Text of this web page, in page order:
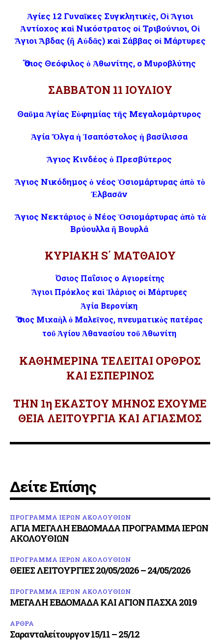
Ἁγίες 12 Γυναῖκες Συγκλητικὲς, Οἱ Ἅγιοι
Ἀντίοχος καὶ Νικόστρατος οἱ Τριβούνιοι, Οἱ
Ἅγιοι Ἄβδας (ἢ Αὐδᾶς) καὶ Σάββας οἱ Μάρτυρες
Ὅσιος Θεόφιλος ὁ Ἀθωνίτης, ο Μυροβλύτης
ΣΑΒΒΑΤΟΝ 11 ΙΟΥΛΙΟΥ
Θαῦμα Ἁγίας Εὐφημίας τῆς Μεγαλομάρτυρος
Ἁγία Ὄλγα ἡ Ἰσαπόστολος ἡ βασίλισσα
Ἅγιος Κινδέος ὁ Πρεσβύτερος
Ἅγιος Νικόδημος ὁ νέος Ὁσιομάρτυρας ἀπὸ τὸ
Ἐλβασᾶν
Ἅγιος Νεκτάριος ὁ Νέος Ὁσιομάρτυρας ἀπὸ τὰ
Βρύουλλα ἢ Βουρλά
ΚΥΡΙΑΚΗ S΄ ΜΑΤΘΑΙΟΥ
Όσιος Παΐσιος ο Αγιορείτης
Ἅγιοι Πρόκλος καὶ Ἱλάριος οἱ Μάρτυρες
Ἁγία Βερονίκη
Ὅσιος Μιχαὴλ ὁ Μαλεῖνος, πνευματικὸς πατέρας
τοῦ Ἁγίου Ἀθανασίου τοῦ Ἀθωνίτη
ΚΑΘΗΜΕΡΙΝΑ ΤΕΛΕΙΤΑΙ ΟΡΘΡΟΣ
ΚΑΙ ΕΣΠΕΡΙΝΟΣ
ΤΗΝ 1η ΕΚΑΣΤΟΥ ΜΗΝΟΣ ΕΧΟΥΜΕ
ΘΕΙΑ ΛΕΙΤΟΥΡΓΙΑ ΚΑΙ ΑΓΙΑΣΜΟΣ
Δείτε Επίσης
ΠΡΟΓΡΑΜΜΑ ΙΕΡΩΝ ΑΚΟΛΟΥΘΙΩΝ
ΑΓΙΑ ΜΕΓΑΛΗ ΕΒΔΟΜΑΔΑ ΠΡΟΓΡΑΜΜΑ ΙΕΡΩΝ
ΑΚΟΛΟΥΘΙΩΝ
ΠΡΟΓΡΑΜΜΑ ΙΕΡΩΝ ΑΚΟΛΟΥΘΙΩΝ
ΘΕΙΕΣ ΛΕΙΤΟΥΡΓΙΕΣ 20/05/2026 – 24/05/2026
ΠΡΟΓΡΑΜΜΑ ΙΕΡΩΝ ΑΚΟΛΟΥΘΙΩΝ
ΜΕΓΑΛΗ ΕΒΔΟΜΑΔΑ ΚΑΙ ΑΓΙΟΝ ΠΑΣΧΑ 2019
ΑΡΘΡΑ
Σαρανταλείτουργον 15/11 – 25/12